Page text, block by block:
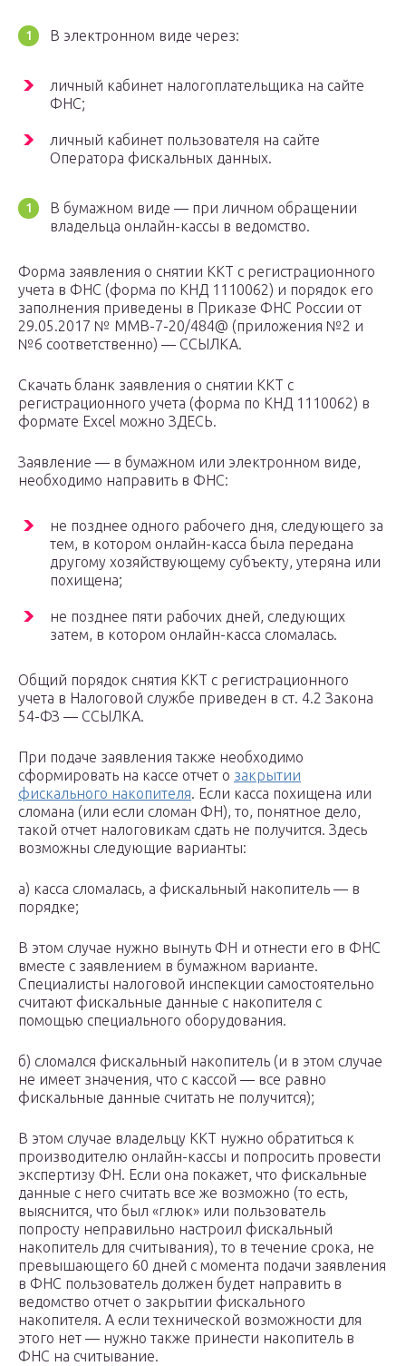
В электронном виде через:
личный кабинет налогоплательщика на сайте
ФНС;
личный кабинет пользователя на сайте
Оператора фискальных данных.
В бумажном виде — при личном обращении
владельца онлайн-кассы в ведомство.
Форма заявления о снятии ККТ с регистрационного
учета в ФНС (форма по КНД 1110062) и порядок его
заполнения приведены в Приказе ФНС России от
29.05.2017 № ММВ-7-20/484@ (приложения №2 и
№6 соответственно) — ССЫЛКА.
Скачать бланк заявления о снятии ККТ с
регистрационного учета (форма по КНД 1110062) в
формате Excel можно ЗДЕСЬ.
Заявление — в бумажном или электронном виде,
необходимо направить в ФНС:
не позднее одного рабочего дня, следующего за
тем, в котором онлайн-касса была передана
другому хозяйствующему субъекту, утеряна или
похищена;
не позднее пяти рабочих дней, следующих
затем, в котором онлайн-касса сломалась.
Общий порядок снятия ККТ с регистрационного
учета в Налоговой службе приведен в ст. 4.2 Закона
54-ФЗ — ССЫЛКА.
При подаче заявления также необходимо
сформировать на кассе отчет о закрытии
фискального накопителя. Если касса похищена или
сломана (или если сломан ФН), то, понятное дело,
такой отчет налоговикам сдать не получится. Здесь
возможны следующие варианты:
а) касса сломалась, а фискальный накопитель — в
порядке;
В этом случае нужно вынуть ФН и отнести его в ФНС
вместе с заявлением в бумажном варианте.
Специалисты налоговой инспекции самостоятельно
считают фискальные данные с накопителя с
помощью специального оборудования.
б) сломался фискальный накопитель (и в этом случае
не имеет значения, что с кассой — все равно
фискальные данные считать не получится);
В этом случае владельцу ККТ нужно обратиться к
производителю онлайн-кассы и попросить провести
экспертизу ФН. Если она покажет, что фискальные
данные с него считать все же возможно (то есть,
выяснится, что был «глюк» или пользователь
попросту неправильно настроил фискальный
накопитель для считывания), то в течение срока, не
превышающего 60 дней с момента подачи заявления
в ФНС пользователь должен будет направить в
ведомство отчет о закрытии фискального
накопителя. А если технической возможности для
этого нет — нужно также принести накопитель в
ФНС на считывание.